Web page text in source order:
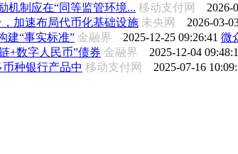
机制应在“同等监管环境... 移动支付网 2026-
加速布局代币化基础设施 未央网 2026-03-
建“事实标准” 金融界 2025-12-25 09:26:41 微
+数字人民币”债券 金融界 2025-12-04
种银行产品中 移动支付网 2025-07-16